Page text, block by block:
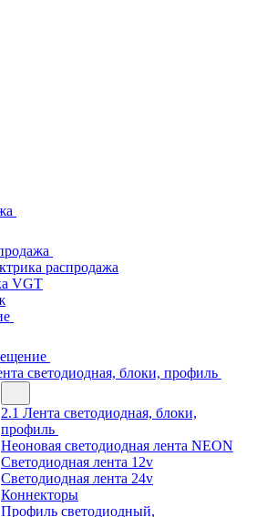
распродажа
VGT
светодиодная, блоки, профиль
2.1 Лента светодиодная, блоки,
профиль
Неоновая светодиодная лента NEON
Светодиодная лента 12v
Светодиодная лента 24v
Коннекторы
Профиль светодиодный,